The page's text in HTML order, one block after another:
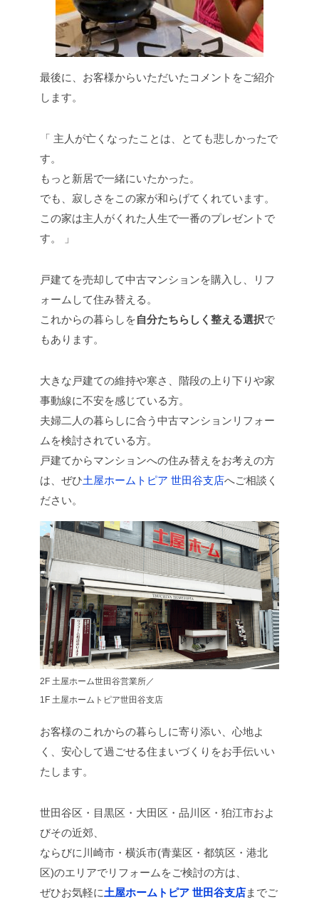
最後に、お客様からいただいたコメントをご紹介
します。
「 主人が亡くなったことは、とても悲しかったで
す。
もっと新居で一緒にいたかった。
でも、寂しさをこの家が和らげてくれています。
この家は主人がくれた人生で一番のプレゼントで
す。 」
戸建てを売却して中古マンションを購入し、リフ
ォームして住み替える。
これからの暮らしを自分たちらしく整える選択で
もあります。
大きな戸建ての維持や寒さ、階段の上り下りや家
事動線に不安を感じている方。
夫婦二人の暮らしに合う中古マンションリフォー
ムを検討されている方。
戸建てからマンションへの住み替えをお考えの方
は、ぜひ土屋ホームトピア 世田谷支店へご相談く
ださい。
2F 土屋ホーム世田谷営業所／
1F 土屋ホームトピア世田谷支店
お客様のこれからの暮らしに寄り添い、心地よ
く、安心して過ごせる住まいづくりをお手伝いい
たします。
世田谷区・目黒区・大田区・品川区・狛江市およ
びその近郊、
ならびに川崎市・横浜市(青葉区・都筑区・港北
区)のエリアでリフォームをご検討の方は、
ぜひお気軽に土屋ホームトピア 世田谷支店までご